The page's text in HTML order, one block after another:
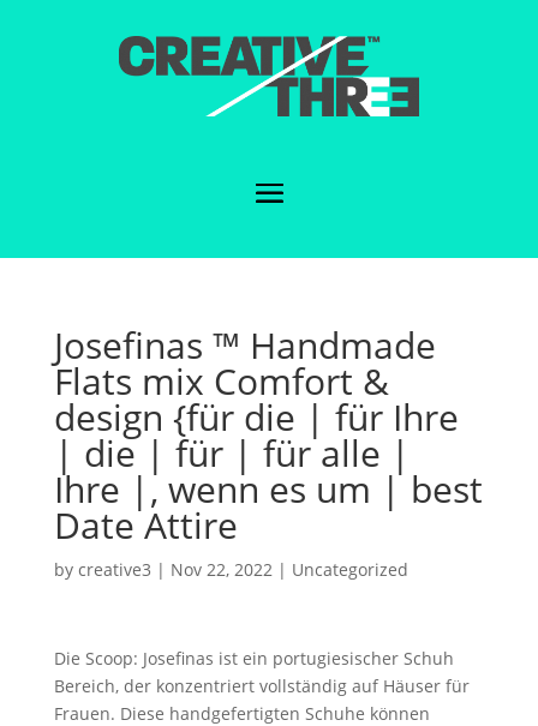
Josefinas ™ Handmade
Flats mix Comfort &
design {für die | für Ihre
| die | für | für alle |
Ihre |, wenn es um | best
Date Attire
by creative3 | Nov 22, 2022| Uncategorized
Die Scoop: Josefinas ist ein portugiesischer Schuh
Bereich, der konzentriert vollständig auf Häuser für
Frauen. Diese handgefertigten Schuhe können